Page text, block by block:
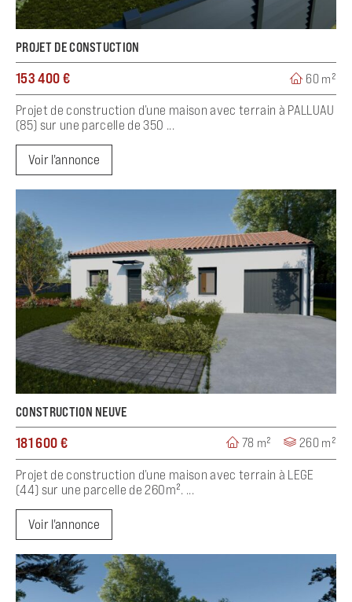
PROJET DE CONSTUCTION
153 400 € 60 m²
Projet de construction d’une maison avec terrain à PALLUAU
(85) sur une parcelle de 350 ...
Voir l'annonce
CONSTRUCTION NEUVE
181 600 € 78 m² 260 m²
Projet de construction d’une maison avec terrain à LEGE
(44) sur une parcelle de 260m². ...
Voir l'annonce